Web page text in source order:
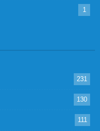
1
231
130
111